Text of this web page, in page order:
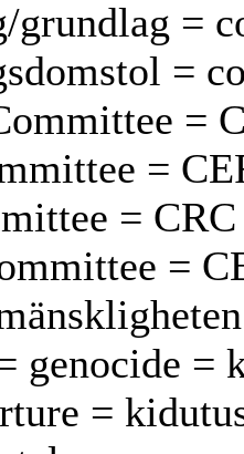
=
=
=
=
=
=
genocide =
=